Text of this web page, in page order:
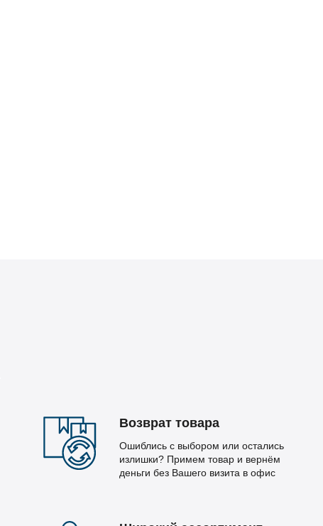
Возврат товара
Ошиблись с выбором или остались
излишки? Примем товар и вернём
деньги без Вашего визита в офис